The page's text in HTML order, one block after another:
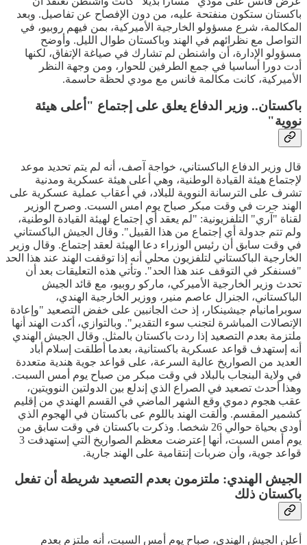
باكستان ستكون منفتحة عليه، من دون الإفصاح عن تفاصيل. وبعد
المكالمة، شرع مسؤولو الخارجية الأميركية، بمن فيهم روبيو، في
التواصل مع نظرائهم في الهند وباكستان طوال الليل. وأوضح
مسؤولو الإدارة، أن واشنطن لم تشارك في صياغة الإتفاق، لكنها
أدت دورا أساسيا في جمع الطرفين للحوار، ومن وجهة النظر
الأميركية، كانت مكالمة فانس مع مودي لحظة حاسمة.
باكستان.. وزير الدفاع يعلق على إجتماع "أعلى هيئة
نووية"
قال وزير الدفاع الباكستاني، خواجة آصف، أنه لم يتم تحديد موعد
لإجتماع هيئة القيادة الوطنية، وهي أعلى هيئة عسكرية ومدنية
تشرف على الترسانة النووية للبلاد، في أعقاب عملية عسكرية على
الهند جرت في وقت مبكر صباح يوم امس السبت. وصرح الوزير
لقناة "آري" التلفزيونية: "لم يعقد أي إجتماع لهيئة القيادة الوطنية،
ولم تتم جدولة أي إجتماع من هذا القبيل". وقال الجيش الباكستاني
في وقت سابق أن رئيس الوزراء دعا الهيئة لعقد إجتماع. وقال وزير
الخارجية الباكستاني لتلفزيون محلي أنه إذا توقفت الهند عند هذا الحد
"فسنفكر في التوقف عند هذا الحد". وتأتي هذه التعليقات بعد أن
تحدث وزير الخارجية الأميركي، ماركو روبيو، مع قائد الجيش
الباكستاني، الجنرال عاصم منير، ووزير الخارجية الهندي،
سوبرامانيام جيشينكار، إذ حث الجانبين على خفض التصعيد "وإعادة
الإتصالات المباشرة لتجنب سوء التقدير". وبالتوازي، أكدت الهند أنها
ملتزمة بعدم التصعيد إذا ردت باكستان بالمثل. وقال الجيش الهندي
أنه إستهدف قواعد عسكرية باكستانية، بعدما أطلقت إسلام أباد
العديد من الصواريخ عالية السرعة، على قواعد جوية هندية متعددة
في ولاية البنجاب بالبلاد في وقت مبكر من صباح يوم أمس السبت.
وهذا أحدث تصعيد في الصراع الذي إندلع بين الدولتين النوويتين،
عقب هجوم دموي وقع الشهر الماضي في القسم الهندي من إقليم
كشمير المقسم. وألقت الهند باللوم عى باكستان في الهجوم الذي
أودى بحياة حوالي 26 شخصا. وذكرت باكستان في وقت سابق من
يوم أمس السبت، أنها إعترضت معظم الصواريخ التي إستهدفت 3
قواعد جوية، وأن ضربات إنتقامية على الهند جارية.
الجيش الهندي: ملتزمون بعدم التصعيد شريطة أن تفعل
باكستان ذلك
أعلن الجيش الهندي، صباح يوم أمس السبت، أنه ملتزم بعدم